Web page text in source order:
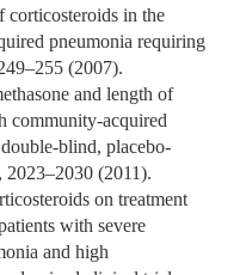
corticosteroids in the
pneumonia requiring
(2007).
and length of
community-acquired
blind, placebo-
(2011).
on treatment
with severe
and high